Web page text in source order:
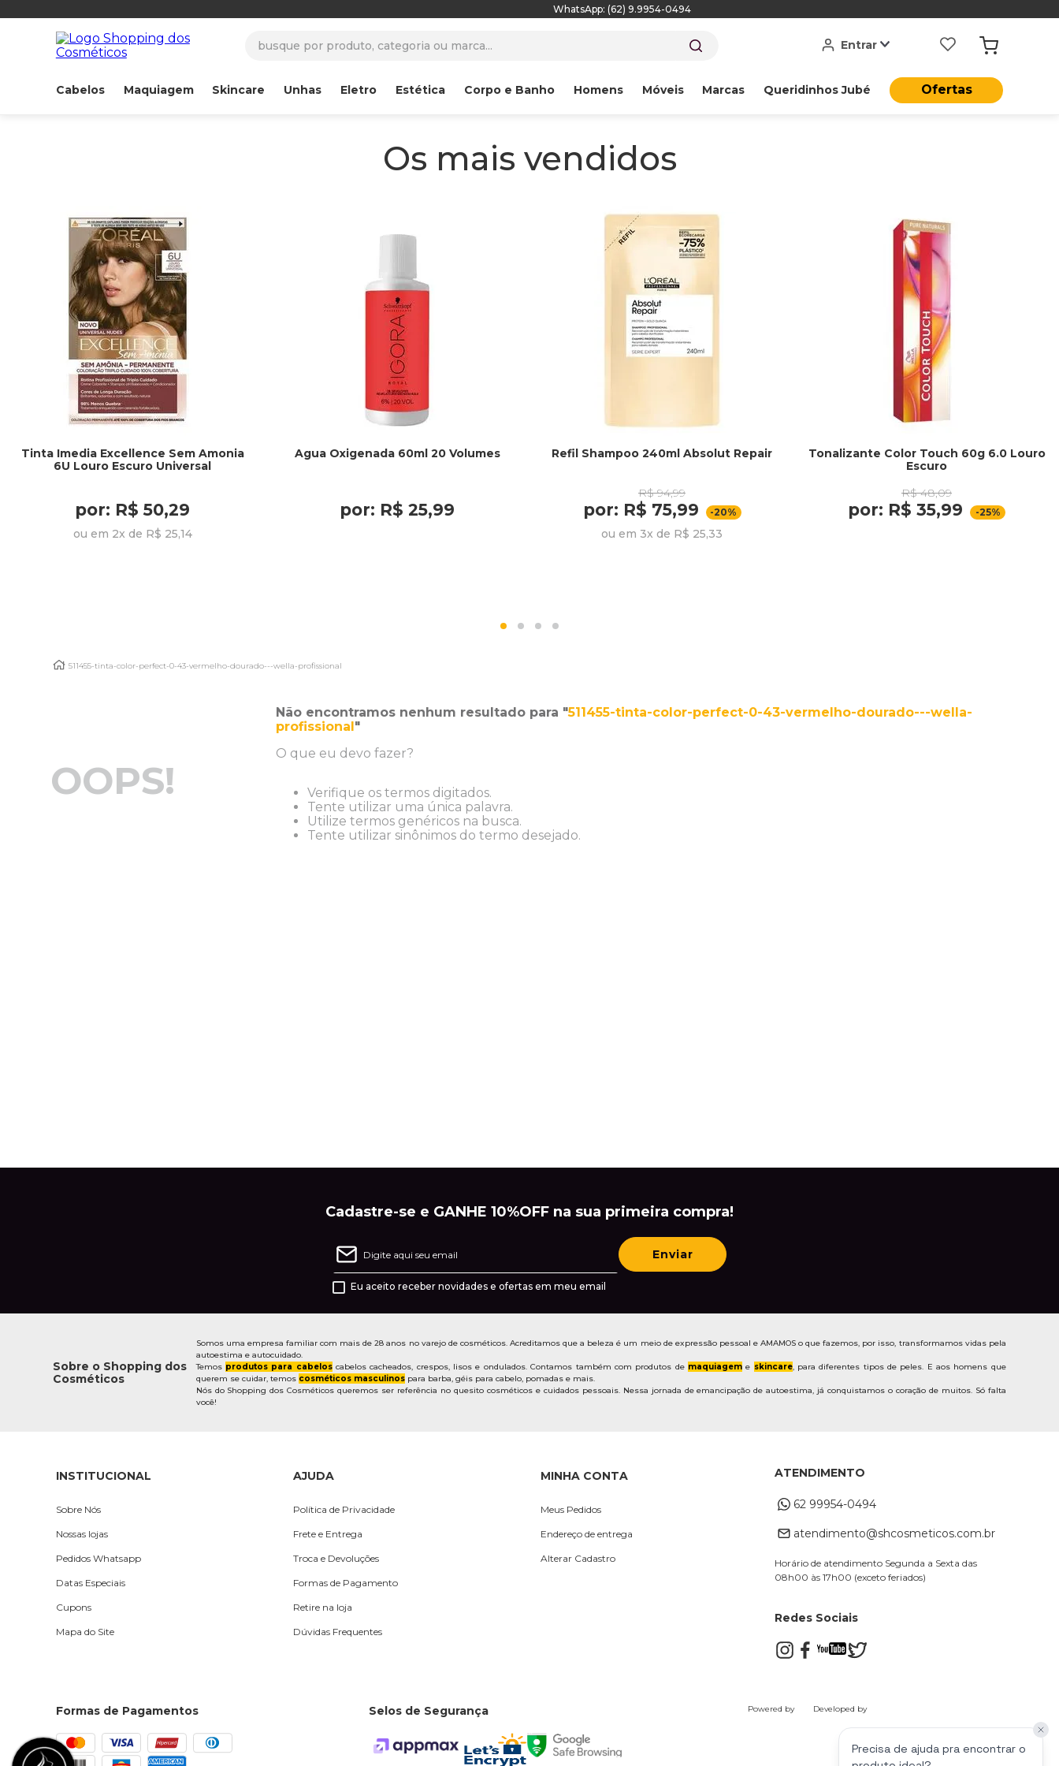
WhatsApp: (62) 9.9954-0494
Entrar
Cabelos Maquiagem Skincare Unhas Eletro Estética Corpo e Banho Homens Móveis Marcas Queridinhos Jubé Ofertas
Os mais vendidos
Tinta Imedia Excellence Sem Amonia
6U Louro Escuro Universal
por: R$ 50,29
ou em 2x de R$ 25,14
Agua Oxigenada 60ml 20 Volumes
por: R$ 25,99
Refil Shampoo 240ml Absolut Repair
R$ 94,99
por: R$ 75,99 -20%
ou em 3x de R$ 25,33
Tonalizante Color Touch 60g 6.0 Louro
Escuro
R$ 48,09
por: R$ 35,99 -25%
511455-tinta-color-perfect-0-43-vermelho-dourado---wella-profissional
OOPS!
Não encontramos nenhum resultado para "511455-tinta-color-perfect-0-43-vermelho-dourado---wella-
profissional"
O que eu devo fazer?
Verifique os termos digitados.
Tente utilizar uma única palavra.
Utilize termos genéricos na busca.
Tente utilizar sinônimos do termo desejado.
Cadastre-se e GANHE 10%OFF na sua primeira compra!
Eu aceito receber novidades e ofertas em meu email
Enviar
Sobre o Shopping dos
Cosméticos
Somos uma empresa familiar com mais de 28 anos no varejo de cosméticos. Acreditamos que a beleza é um meio de expressão pessoal e AMAMOS o que fazemos, por isso, transformamos vidas pela
autoestima e autocuidado.
Temos produtos para cabeloscabelos cacheados, crespos, lisos e ondulados. Contamos também com produtos de maquiageme skincare, para diferentes tipos de peles. E aos homens que
querem se cuidar, temos cosméticos masculinospara barba, géis para cabelo, pomadas e mais.
Nós do Shopping dos Cosméticos queremos ser referência no quesito cosméticos e cuidados pessoais. Nessa jornada de emancipação de autoestima, já conquistamos o coração de muitos. Só falta
você!
INSTITUCIONAL
Sobre Nós
Nossas lojas
Pedidos Whatsapp
Datas Especiais
Cupons
Mapa do Site
AJUDA
Política de Privacidade
Frete e Entrega
Troca e Devoluções
Formas de Pagamento
Retire na loja
Dúvidas Frequentes
MINHA CONTA
Meus Pedidos
Endereço de entrega
Alterar Cadastro
ATENDIMENTO
62 99954-0494
atendimento@shcosmeticos.com.br
Horário de atendimento Segunda a Sexta das
08h00 às 17h00 (exceto feriados)
Redes Sociais
Formas de Pagamentos Selos de Segurança Powered by Developed by
Precisa de ajuda pra encontrar o